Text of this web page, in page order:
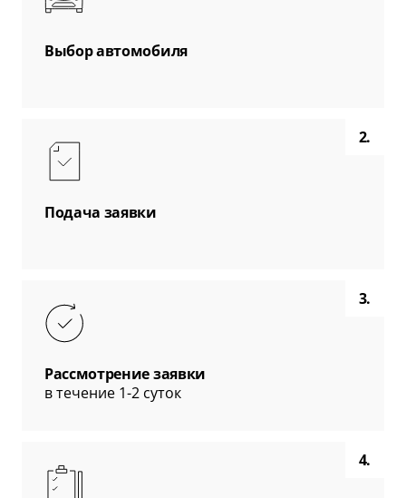
Выбор автомобиля
2.
Подача заявки
3.
Рассмотрение заявки
в течение 1-2 суток
4.